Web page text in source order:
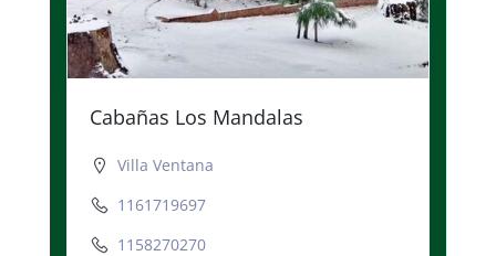
Cabañas Los Mandalas
Villa Ventana
1161719697
1158270270